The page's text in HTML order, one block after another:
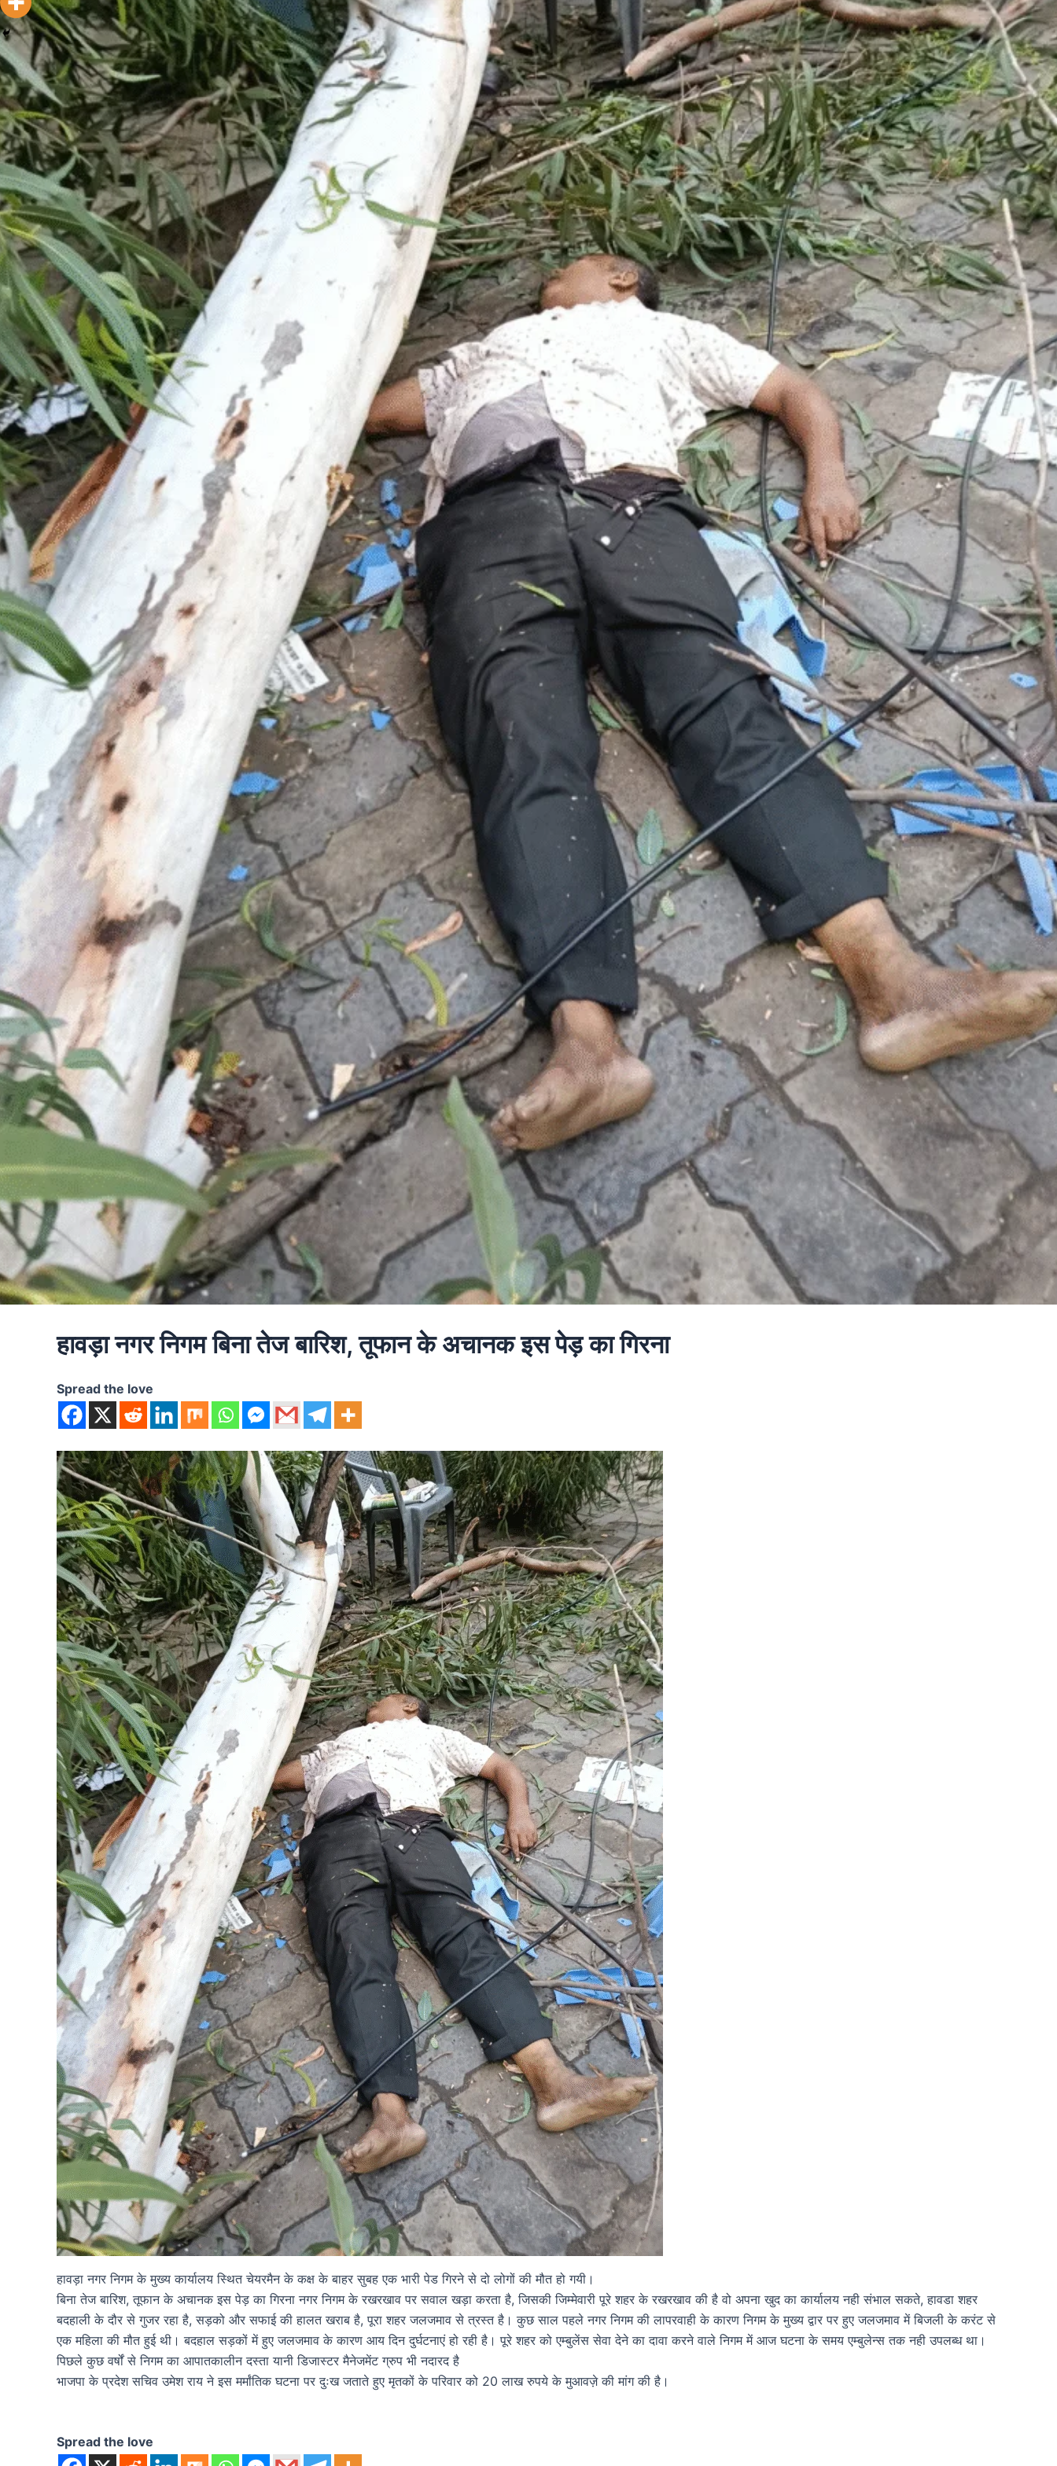
हावड़ा नगर निगम बिना तेज बारिश, तूफान के अचानक इस पेड़ का गिरना
Spread the love
हावड़ा नगर निगम के मुख्य कार्यालय स्थित चेयरमैन के कक्ष के बाहर सुबह एक भारी पेड गिरने से दो लोगों की मौत हो गयी।
बिना तेज बारिश, तूफान के अचानक इस पेड़ का गिरना नगर निगम के रखरखाव पर सवाल खड़ा करता है, जिसकी जिम्मेवारी पूरे शहर के रखरखाव की है वो अपना खुद का कार्यालय नही संभाल सकते, हावडा शहर
बदहाली के दौर से गुजर रहा है, सड़को और सफाई की हालत खराब है, पूरा शहर जलजमाव से त्रस्त है। कुछ साल पहले नगर निगम की लापरवाही के कारण निगम के मुख्य द्वार पर हुए जलजमाव में बिजली के करंट से
एक महिला की मौत हुई थी। बदहाल सड़कों में हुए जलजमाव के कारण आय दिन दुर्घटनाएं हो रही है। पूरे शहर को एम्बुलेंस सेवा देने का दावा करने वाले निगम में आज घटना के समय एम्बुलेन्स तक नही उपलब्ध था।
पिछले कुछ वर्षों से निगम का आपातकालीन दस्ता यानी डिजास्टर मैनेजमेंट ग्रुप भी नदारद है
भाजपा के प्रदेश सचिव उमेश राय ने इस मर्मांतिक घटना पर दुःख जताते हुए मृतकों के परिवार को 20 लाख रुपये के मुआवज़े की मांग की है।
Spread the love